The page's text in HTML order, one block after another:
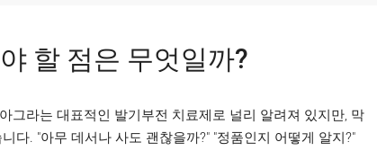
할 점은 무엇일까?
그라는 대표적인 발기부전 치료제로 널리 알려져 있지만, 막
다. "아무 데서나 사도 괜찮을까?" "정품인지 어떻게 알지?"